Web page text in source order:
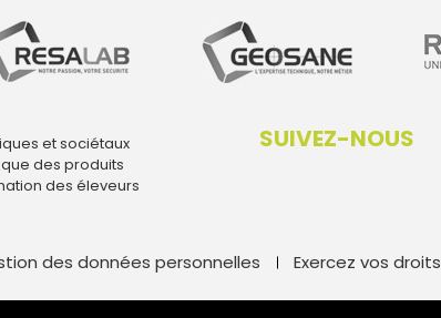
et sociétaux
des produits
des éleveurs
SUIVEZ-NOUS
des données personnelles Exercez vos droits